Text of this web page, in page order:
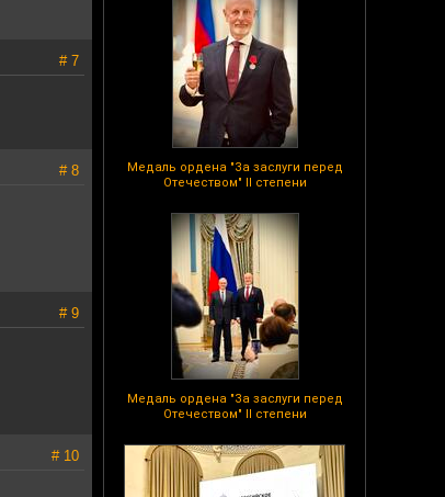
Медаль ордена "За заслуги перед
Отечеством" II степени
Медаль ордена "За заслуги перед
Отечеством" II степени
# 7
# 8
# 9
# 10